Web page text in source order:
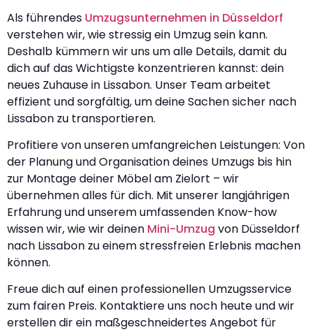
Als führendes Umzugsunternehmen in Düsseldorf
verstehen wir, wie stressig ein Umzug sein kann.
Deshalb kümmern wir uns um alle Details, damit du
dich auf das Wichtigste konzentrieren kannst: dein
neues Zuhause in Lissabon. Unser Team arbeitet
effizient und sorgfältig, um deine Sachen sicher nach
Lissabon zu transportieren.
Profitiere von unseren umfangreichen Leistungen: Von
der Planung und Organisation deines Umzugs bis hin
zur Montage deiner Möbel am Zielort – wir
übernehmen alles für dich. Mit unserer langjährigen
Erfahrung und unserem umfassenden Know-how
wissen wir, wie wir deinen Mini-Umzug von Düsseldorf
nach Lissabon zu einem stressfreien Erlebnis machen
können.
Freue dich auf einen professionellen Umzugsservice
zum fairen Preis. Kontaktiere uns noch heute und wir
erstellen dir ein maßgeschneidertes Angebot für